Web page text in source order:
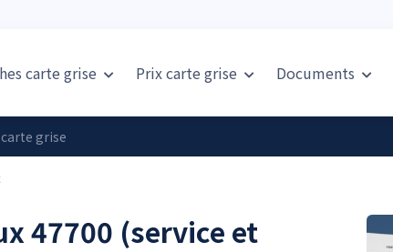
carte grise Prixcarte grise Documents
grise
47700 (service et